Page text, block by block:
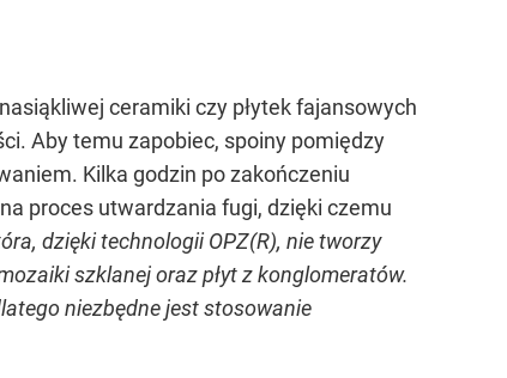
ceramiki czy płytek fajansowych
Aby temu zapobiec, spoiny pomiędzy
Kilka godzin po zakończeniu
proces utwardzania fugi, dzięki czemu
dzięki technologii OPZ(R), nie tworzy
szklanej oraz płyt z konglomeratów.
niezbędne jest stosowanie